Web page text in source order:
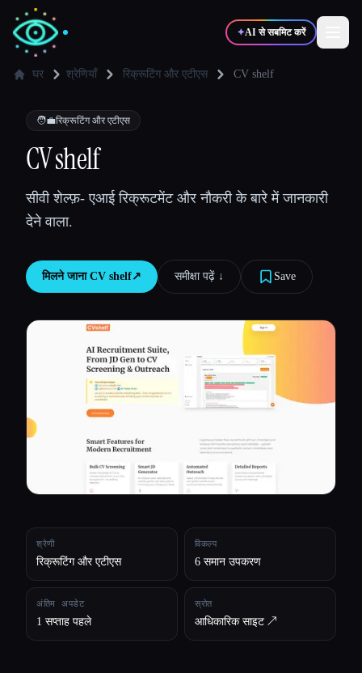
✦AI से सबमिट करें
✍️लेखक
💻
🎓विद्यार्थी
टूल्स की तुलना करें
हमारे बारे में
घर श्रेणियाँ रिक्रूटिंग और एटीएस CV shelf
🧑‍💼रिक्रूटिंग और एटीएस
CV shelf
सीवी शेल्फ़- एआई रिक्रूटमेंट और नौकरी के बारे में जानकारी
देने वाला.
मिलने जाना CV shelf↗︎ समीक्षा पढ़ें ↓︎ Save
श्रेणी
रिक्रूटिंग और एटीएस
विकल्प
6 समान उपकरण
अंतिम अपडेट
1 सप्ताह पहले
स्रोत
आधिकारिक साइट ↗︎